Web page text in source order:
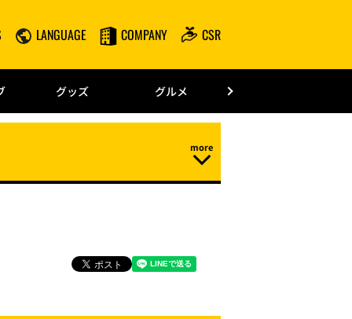
LANGUAGE COMPANY CSR
グッズ グルメ